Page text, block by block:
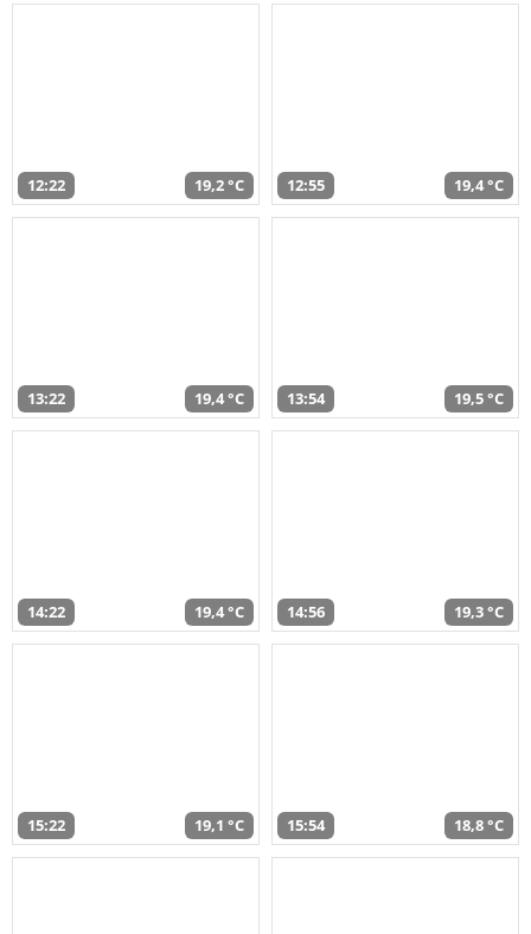
12:22 19,2 °C 12:55 19,4 °C
13:22 19,4 °C 13:54 19,5 °C
14:22 19,4 °C 14:56 19,3 °C
15:22 19,1 °C 15:54 18,8 °C